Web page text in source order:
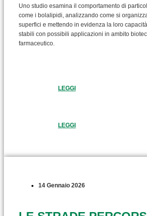
Uno studio esamina il comportamento di
come i bolalipidi, analizzando come si
superfici e mettendo in evidenza la loro
stabili con possibili applicazioni in ambito
farmaceutico.
LEGGI
LEGGI
14 Gennaio 2026